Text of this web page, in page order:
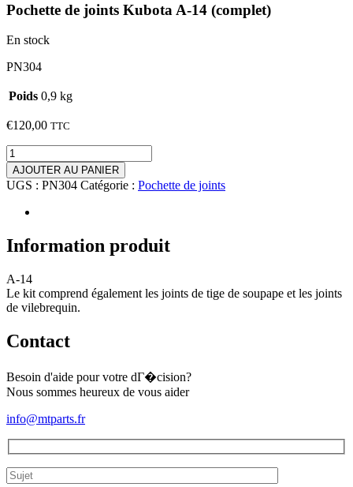
Pochette de joints Kubota A-14 (complet)
En stock
PN304
Poids 0,9 kg
€120,00 TTC
quantité
de
Pochette
de
joints
A-
14
AJOUTER AU PANIER
UGS : PN304 Catégorie : Pochette de joints
Information produit
A-14
Le kit comprend également les joints de tige de soupape et les joints
de vilebrequin.
Contact
Besoin d'aide pour votre dГ�cision?
Nous sommes heureux de vous aider
info@mtparts.fr